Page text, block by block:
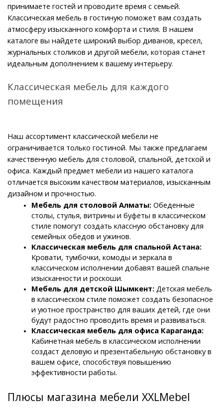
принимаете гостей и проводите время с семьей.
Классическая мебель в гостиную поможет вам создать
атмосферу изысканного комфорта и стиля. В нашем
каталоге вы найдете широкий выбор диванов, кресел,
журнальных столиков и другой мебели, которая станет
идеальным дополнением к вашему интерьеру.
Классическая мебель для каждого
помещения
Наш ассортимент классической мебели не
ограничивается только гостиной. Мы также предлагаем
качественную мебель для столовой, спальной, детской и
офиса. Каждый предмет мебели из нашего каталога
отличается высоким качеством материалов, изысканным
дизайном и прочностью.
Мебель для столовой Алматы: Обеденные
столы, стулья, витрины и буфеты в классическом
стиле помогут создать классную обстановку для
семейных обедов и ужинов.
Кровати, тумбочки, комоды и зеркала в
классическом исполнении добавят вашей спальне
изысканности и роскоши.
Мебель для детской Шымкент: Детская мебель
в классическом стиле поможет создать безопасное
и уютное пространство для ваших детей, где они
будут радостно проводить время и развиваться.
Кабинетная мебель в классическом исполнении
создаст деловую и презентабельную обстановку в
вашем офисе, способствуя повышению
эффективности работы.
Плюсы магазина мебели XXLMebel